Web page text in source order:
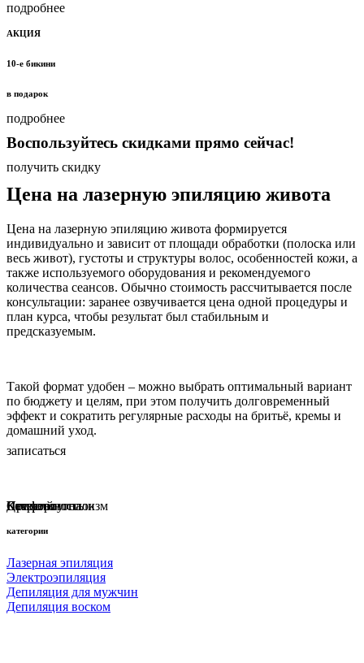
подробнее
АКЦИЯ
10-е бикини
в подарок
подробнее
Воспользуйтесь скидками прямо сейчас!
получить скидку
Цена на лазерную эпиляцию живота
Цена на лазерную эпиляцию живота формируется
индивидуально и зависит от площади обработки (полоска или
весь живот), густоты и структуры волос, особенностей кожи, а
также используемого оборудования и рекомендуемого
количества сеансов. Обычно стоимость рассчитывается после
консультации: заранее озвучивается цена одной процедуры и
план курса, чтобы результат был стабильным и
предсказуемым.
Такой формат удобен – можно выбрать оптимальный вариант
по бюджету и целям, при этом получить долговременный
эффект и сократить регулярные расходы на бритьё, кремы и
домашний уход.
записаться
Профессионализм
Комфорт
Качество
Детский уголок
Стерильность
категории
Лазерная эпиляция
Электроэпиляция
Депиляция для мужчин
Депиляция воском